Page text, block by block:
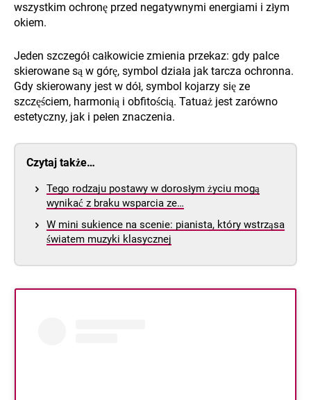
wszystkim ochronę przed negatywnymi energiami i złym
okiem.
Jeden szczegół całkowicie zmienia przekaz: gdy palce
skierowane są w górę, symbol działa jak tarcza ochronna.
Gdy skierowany jest w dół, symbol kojarzy się ze
szczęściem, harmonią i obfitością. Tatuaż jest zarówno
estetyczny, jak i pełen znaczenia.
Czytaj także…
Tego rodzaju postawy w dorosłym życiu mogą
wynikać z braku wsparcia ze…
W mini sukience na scenie: pianista, który wstrząsa
światem muzyki klasycznej